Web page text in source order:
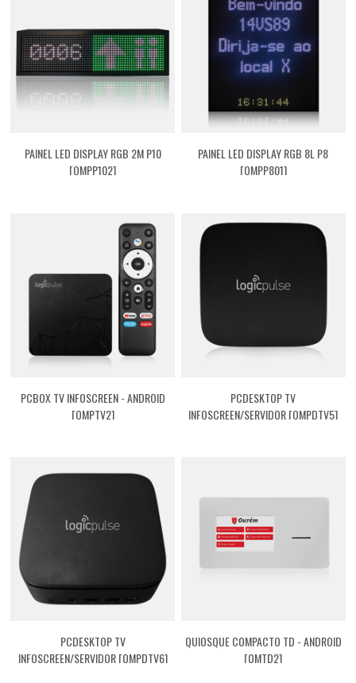
PAINEL LED DISPLAY RGB 2M P10
[QMPP102]
PAINEL LED DISPLAY RGB 8L P8
[QMPP801]
PCBOX TV INFOSCREEN - ANDROID
[QMPTV2]
PCDESKTOP TV
INFOSCREEN/SERVIDOR [QMPDTV5]
PCDESKTOP TV
INFOSCREEN/SERVIDOR [QMPDTV6]
QUIOSQUE COMPACTO TD - ANDROID
[QMTD2]